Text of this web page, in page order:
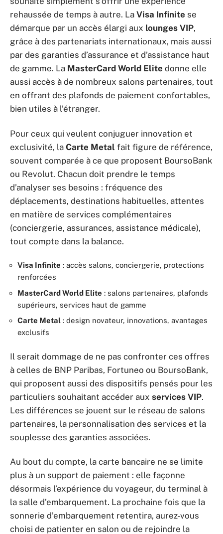
rehaussée de temps à autre. La Visa Infinite se
démarque par un accès élargi aux lounges VIP,
grâce à des partenariats internationaux, mais aussi
par des garanties d’assurance et d’assistance haut
de gamme. La MasterCard World Elite donne elle
aussi accès à de nombreux salons partenaires, tout
en offrant des plafonds de paiement confortables,
bien utiles à l’étranger.
Pour ceux qui veulent conjuguer innovation et
exclusivité, la Carte Metal fait figure de référence,
souvent comparée à ce que proposent BoursoBank
ou Revolut. Chacun doit prendre le temps
d’analyser ses besoins : fréquence des
déplacements, destinations habituelles, attentes
en matière de services complémentaires
(conciergerie, assurances, assistance médicale),
tout compte dans la balance.
Visa Infinite : accès salons, conciergerie, protections
renforcées
MasterCard World Elite : salons partenaires, plafonds
supérieurs, services haut de gamme
Carte Metal : design novateur, innovations, avantages
exclusifs
Il serait dommage de ne pas confronter ces offres
à celles de BNP Paribas, Fortuneo ou BoursoBank,
qui proposent aussi des dispositifs pensés pour les
particuliers souhaitant accéder aux services VIP.
Les différences se jouent sur le réseau de salons
partenaires, la personnalisation des services et la
souplesse des garanties associées.
Au bout du compte, la carte bancaire ne se limite
plus à un support de paiement : elle façonne
désormais l’expérience du voyageur, du terminal à
la salle d’embarquement. La prochaine fois que la
sonnerie d’embarquement retentira, aurez-vous
choisi de patienter en salon ou de rejoindre la